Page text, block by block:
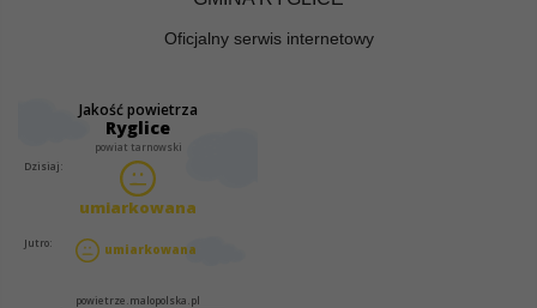
Oficjalny serwis internetowy